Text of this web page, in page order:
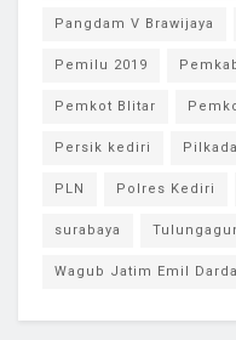
Pangdam V Brawijaya
Pemilu 2019
Pemkot Blitar
Persik kediri
PLN Polres Kediri
surabaya
Wagub Jatim Emil